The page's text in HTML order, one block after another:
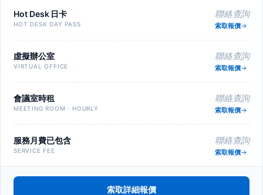
Hot Desk 日卡
HOT DESK DAY PASS
聯絡查詢
索取報價
虛擬辦公室
VIRTUAL OFFICE
聯絡查詢
索取報價
會議室時租
MEETING ROOM · HOURLY
聯絡查詢
索取報價
服務月費已包含
SERVICE FEE
聯絡查詢
索取報價
索取詳細報價